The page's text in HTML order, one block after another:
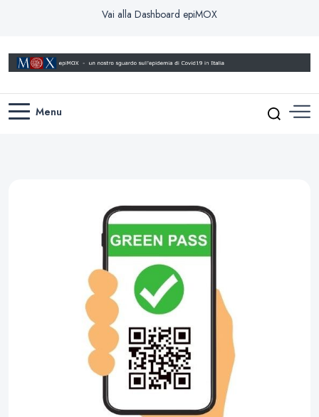
Vai alla Dashboard epiMOX
EpiMOX
Menu